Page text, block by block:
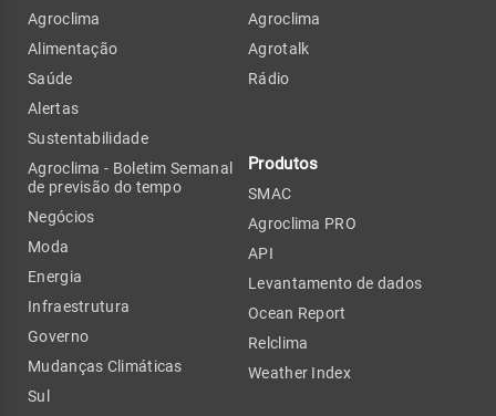
Agroclima
Alimentação
Saúde
Alertas
Sustentabilidade
Agroclima - Boletim Semanal
de previsão do tempo
Negócios
Moda
Energia
Infraestrutura
Governo
Mudanças Climáticas
Sul
Agroclima
Agrotalk
Rádio
Produtos
SMAC
Agroclima PRO
API
Levantamento de dados
Ocean Report
Relclima
Weather Index